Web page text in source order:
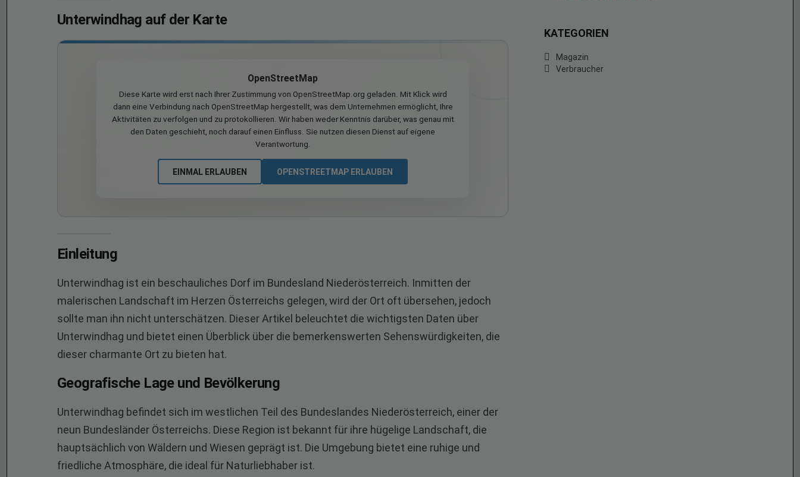
Unterwindhag auf der Karte
OpenStreetMap
Diese Karte wird erst nach Ihrer Zustimmung von OpenStreetMap.org geladen. Mit Klick wird
dann eine Verbindung nach OpenStreetMap hergestellt, was dem Unternehmen ermöglicht, Ihre
Aktivitäten zu verfolgen und zu protokollieren. Wir haben weder Kenntnis darüber, was genau mit
den Daten geschieht, noch darauf einen Einfluss. Sie nutzen diesen Dienst auf eigene
Verantwortung.
EINMAL ERLAUBEN OPENSTREETMAP ERLAUBEN
Einleitung
Unterwindhag ist ein beschauliches Dorf im Bundesland Niederösterreich. Inmitten der
malerischen Landschaft im Herzen Österreichs gelegen, wird der Ort oft übersehen, jedoch
sollte man ihn nicht unterschätzen. Dieser Artikel beleuchtet die wichtigsten Daten über
Unterwindhag und bietet einen Überblick über die bemerkenswerten Sehenswürdigkeiten, die
dieser charmante Ort zu bieten hat.
Geografische Lage und Bevölkerung
Unterwindhag befindet sich im westlichen Teil des Bundeslandes Niederösterreich, einer der
neun Bundesländer Österreichs. Diese Region ist bekannt für ihre hügelige Landschaft, die
hauptsächlich von Wäldern und Wiesen geprägt ist. Die Umgebung bietet eine ruhige und
friedliche Atmosphäre, die ideal für Naturliebhaber ist.
KATEGORIEN
Magazin
Verbraucher